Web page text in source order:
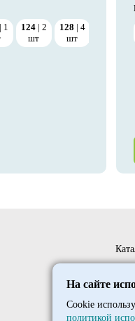
1
124
2
шт
128
4
шт
На сайте
Cookie
политикой